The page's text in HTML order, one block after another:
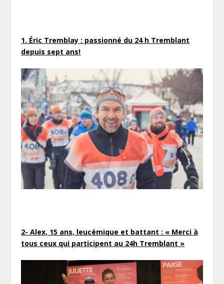
1. Éric Tremblay : passionné du 24 h Tremblant
depuis sept ans!
2- Alex, 15 ans, leucémique et battant : « Merci à
tous ceux qui participent au 24h Tremblant »